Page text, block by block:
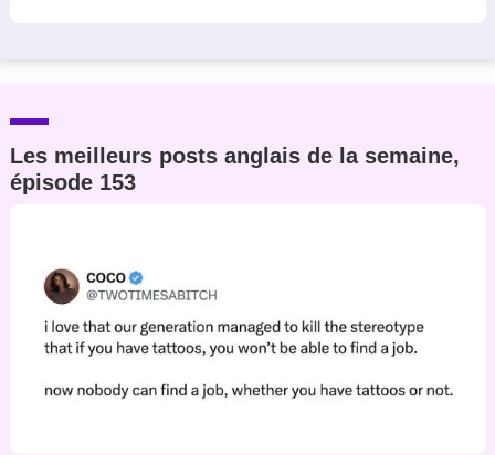
Les meilleurs posts anglais de la semaine,
épisode 153